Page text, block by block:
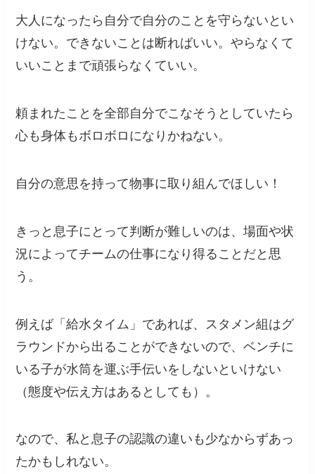
大人になったら自分で自分のことを守らないとい
けない。できないことは断ればいい。やらなくて
いいことまで頑張らなくていい。
頼まれたことを全部自分でこなそうとしていたら
心も身体もボロボロになりかねない。
自分の意思を持って物事に取り組んでほしい！
きっと息子にとって判断が難しいのは、場面や状
況によってチームの仕事になり得ることだと思
う。
例えば「給水タイム」であれば、スタメン組はグ
ラウンドから出ることができないので、ベンチに
いる子が水筒を運ぶ手伝いをしないといけない
（態度や伝え方はあるとしても）。
なので、私と息子の認識の違いも少なからずあっ
たかもしれない。